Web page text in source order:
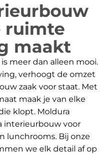
ruimte
maakt
meer dan alleen mooi.
verhoogt de omzet
zaak voor staat. Met
maak je van elke
klopt. Moldura
interieurbouw voor
lunchrooms. Bij onze
we elk detail af op